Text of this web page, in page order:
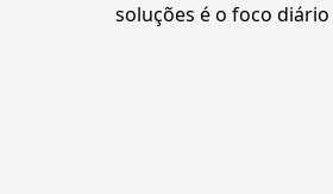
soluções é o foco